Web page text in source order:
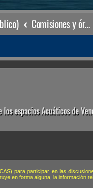
Comisiones y órganos Asesores internos
espacios Acuáticos de
para participar en las
en forma alguna, la información